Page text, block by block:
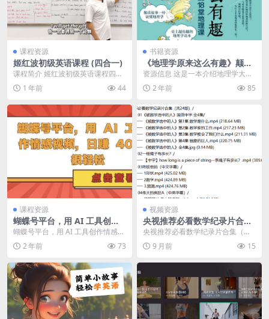
课程资源
姬红波初级英语课程 (四合一)
课程简介 姬红波初级英语课程四合
一合集是一套针对英语初学者设计
的综合英语学习课程...
1 年前 44
书籍资源
《地理学原来这么有趣》颠覆
传统教学的18堂地理课
资源信息 这是一本介绍地理学大师
及其思想精华的图书。它虚拟了18
堂神秘课堂，每堂...
2 年前 85
课程资源
蝴蝶号平台，用 AI 工具创作
情感视频，日入4张很轻松
【揭秘】
蝴蝶号平台，用 AI 工具创作情感视
频，日入4张很轻松【揭秘】 项目
介绍：这个项...
2 年前 73
视频资源
央视推荐必看数学纪录片合集
（共24部）
央视推荐必看数学纪录片合集（共2
4部）/ │ ├── 0...
9 月前 15